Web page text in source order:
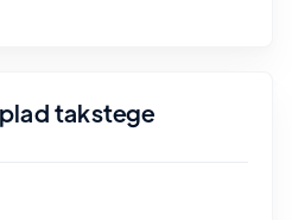
takstege